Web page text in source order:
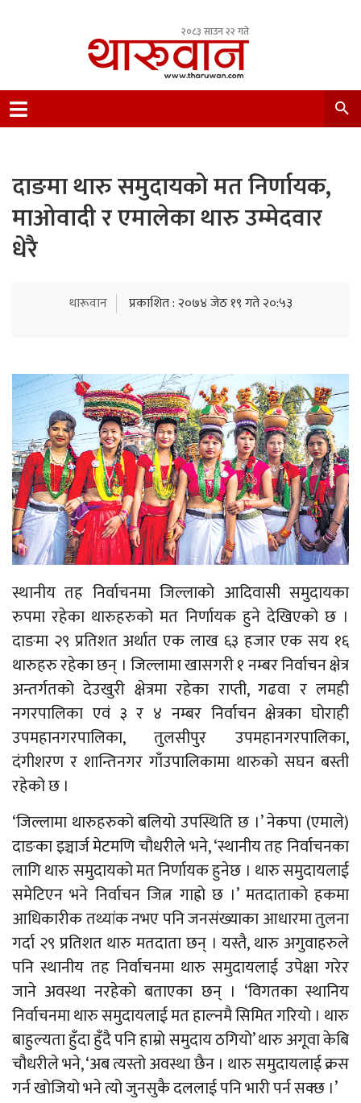
२०८३ साउन २२ गते
Nepal.
दाङमा थारु समुदायको मत निर्णायक,
माओवादी र एमालेका थारु उम्मेदवार
धेरै
थारूवान प्रकाशित : २०७४ जेठ १९ गते २०:५३
स्थानीय तह निर्वाचनमा जिल्लाको आदिवासी समुदायका
रुपमा रहेका थारुहरुको मत निर्णायक हुने देखिएको छ ।
दाङमा २९ प्रतिशत अर्थात एक लाख ६३ हजार एक सय १६
थारुहरु रहेका छन् । जिल्लामा खासगरी १ नम्बर निर्वाचन क्षेत्र
अन्तर्गतको देउखुरी क्षेत्रमा रहेका राप्ती, गढवा र लमही
नगरपालिका एवं ३ र ४ नम्बर निर्वाचन क्षेत्रका घोराही
उपमहानगरपालिका, तुलसीपुर उपमहानगरपालिका,
दंगीशरण र शान्तिनगर गाँउपालिकामा थारुको सघन बस्ती
रहेको छ ।
‘जिल्लामा थारुहरुको बलियो उपस्थिति छ ।’ नेकपा (एमाले)
दाङका इञ्चार्ज मेटमणि चौधरीले भने, ‘स्थानीय तह निर्वाचनका
लागि थारु समुदायको मत निर्णायक हुनेछ । थारु समुदायलाई
समेटिएन भने निर्वाचन जित्न गाह्रो छ ।’ मतदाताको हकमा
आधिकारीक तथ्यांक नभए पनि जनसंख्याका आधारमा तुलना
गर्दा २९ प्रतिशत थारु मतदाता छन् । यस्तै, थारु अगुवाहरुले
पनि स्थानीय तह निर्वाचनमा थारु समुदायलाई उपेक्षा गरेर
जाने अवस्था नरहेको बताएका छन् । ‘विगतका स्थानिय
निर्वाचनमा थारु समुदायलाई मत हाल्नमै सिमित गरियो । थारु
बाहुल्यता हुँदा हुँदै पनि हाम्रो समुदाय ठगियो’ थारु अगूवा केबि
चौधरीले भने, ‘अब त्यस्तो अवस्था छैन । थारु समुदायलाई क्रस
गर्न खोजियो भने त्यो जुनसुकै दललाई पनि भारी पर्न सक्छ ।’